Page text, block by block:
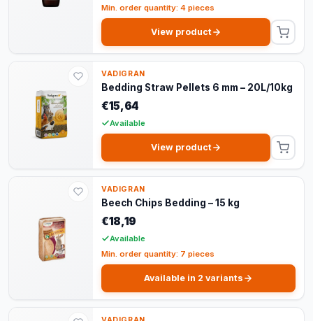
Min. order quantity: 4 pieces
View product
VADIGRAN
Bedding Straw Pellets 6 mm – 20L/10kg
€15,64
Available
View product
VADIGRAN
Beech Chips Bedding – 15 kg
€18,19
Available
Min. order quantity: 7 pieces
Available in 2 variants